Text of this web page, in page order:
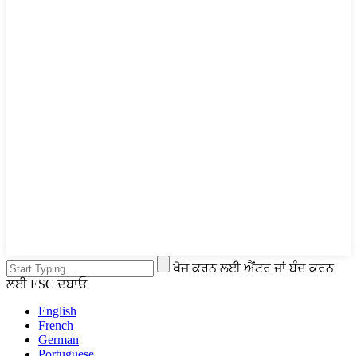
ਖੋਜ ਕਰਨ ਲਈ ਐਂਟਰ ਜਾਂ ਬੰਦ ਕਰਨ
ਲਈ ESC ਦਬਾਓ
English
French
German